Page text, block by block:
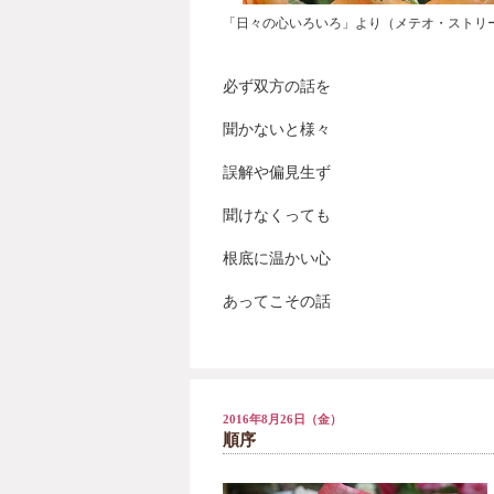
「日々の心いろいろ」より（メテオ・ストリ
必ず双方の話を
聞かないと様々
誤解や偏見生ず
聞けなくっても
根底に温かい心
あってこその話
2016年8月26日（金）
順序